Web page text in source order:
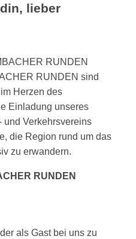
lieber
RUNDEN
RUNDEN sind
Herzen des
Einladung unseres
und Verkehrsvereins
die Region rund um das
zu erwandern.
RUNDEN
als Gast bei uns zu